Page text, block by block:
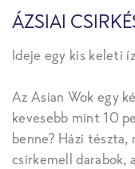
ÁZSIAI
Ideje egy kis keleti
Az Asian Wok egy
kevesebb mint 10
benne? Házi tészta,
csirkemell darabok,